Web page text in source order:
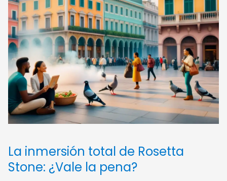
La inmersión total de Rosetta
Stone: ¿Vale la pena?